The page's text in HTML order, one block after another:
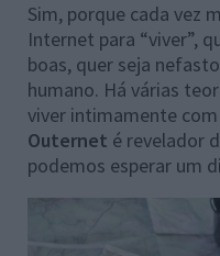
Sim, porque cada vez
Internet para “viver”,
boas, quer seja
humano. Há várias
viver intimamente
Outernet é revelador
podemos esperar um